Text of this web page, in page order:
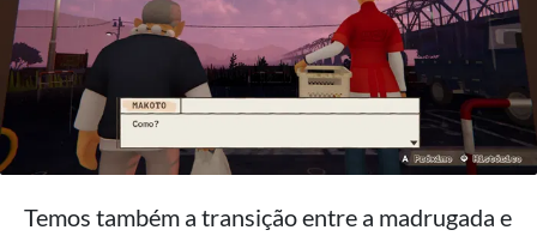
Temos também a transição entre a madrugada e